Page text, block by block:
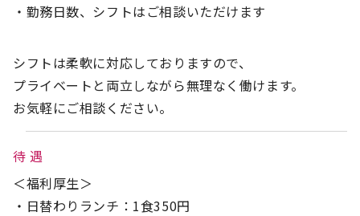
・勤務日数、シフトはご相談いただけます
シフトは柔軟に対応しておりますので、
プライベートと両立しながら無理なく働けます。
お気軽にご相談ください。
待 遇
＜福利厚生＞
・日替わりランチ：1食350円